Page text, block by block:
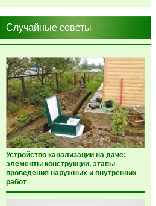
Случайные советы
Устройство канализации на даче:
элементы конструкции, этапы
проведения наружных и внутренних
работ